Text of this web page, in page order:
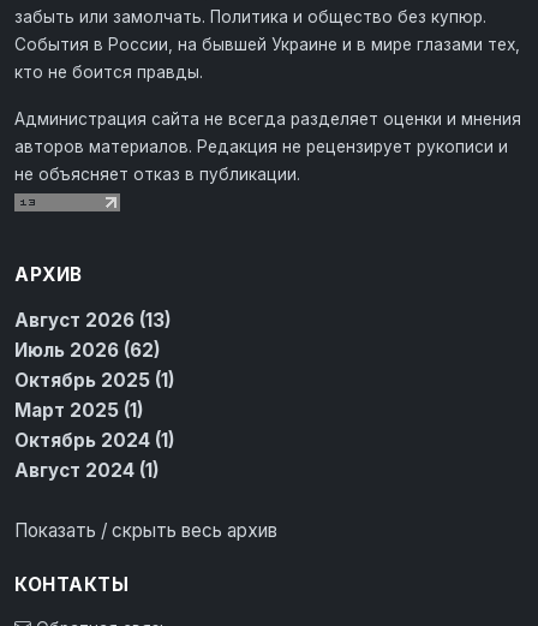
забыть или замолчать. Политика и общество без купюр.
События в России, на бывшей Украине и в мире глазами тех,
кто не боится правды.
Администрация сайта не всегда разделяет оценки и мнения
авторов материалов. Редакция не рецензирует рукописи и
не объясняет отказ в публикации.
АРХИВ
Август 2026 (13)
Июль 2026 (62)
Октябрь 2025 (1)
Март 2025 (1)
Октябрь 2024 (1)
Август 2024 (1)
Показать / скрыть весь архив
КОНТАКТЫ